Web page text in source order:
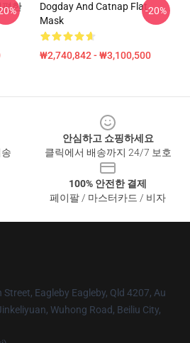
평한
Dogday And Catnap Flat
Mask
₩2,740,842 - ₩3,100,500
-20%
안심하고 쇼핑하세요
클릭에서 배송까지 24/7 보호
100% 안전한 결제
페이팔 / 마스터카드 / 비자
Street, Eagleby Eagleby, Qld 4207, Au
Wuhong Road, Beiliu City,